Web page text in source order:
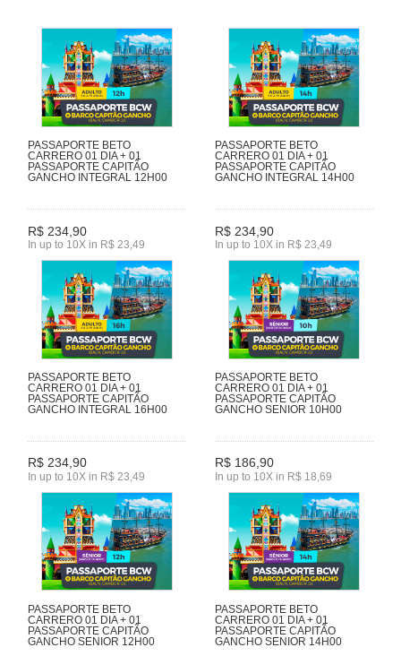
PASSAPORTE BETO
CARRERO 01 DIA + 01
PASSAPORTE CAPITÃO
GANCHO INTEGRAL 12H00
R$ 234,90
In up to 10X in R$ 23,49
PASSAPORTE BETO
CARRERO 01 DIA + 01
PASSAPORTE CAPITÃO
GANCHO INTEGRAL 14H00
R$ 234,90
In up to 10X in R$ 23,49
PASSAPORTE BETO
CARRERO 01 DIA + 01
PASSAPORTE CAPITÃO
GANCHO INTEGRAL 16H00
R$ 234,90
In up to 10X in R$ 23,49
PASSAPORTE BETO
CARRERO 01 DIA + 01
PASSAPORTE CAPITÃO
GANCHO SENIOR 10H00
R$ 186,90
In up to 10X in R$ 18,69
PASSAPORTE BETO
CARRERO 01 DIA + 01
PASSAPORTE CAPITÃO
GANCHO SENIOR 12H00
PASSAPORTE BETO
CARRERO 01 DIA + 01
PASSAPORTE CAPITÃO
GANCHO SENIOR 14H00